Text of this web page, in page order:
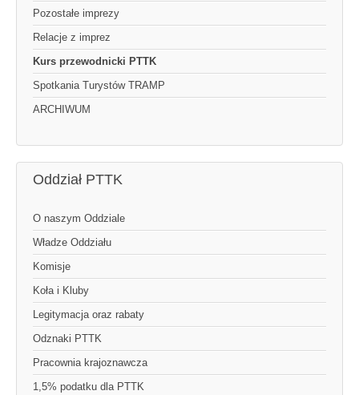
Pozostałe imprezy
Relacje z imprez
Kurs przewodnicki PTTK
Spotkania Turystów TRAMP
ARCHIWUM
Oddział PTTK
O naszym Oddziale
Władze Oddziału
Komisje
Koła i Kluby
Legitymacja oraz rabaty
Odznaki PTTK
Pracownia krajoznawcza
1,5% podatku dla PTTK